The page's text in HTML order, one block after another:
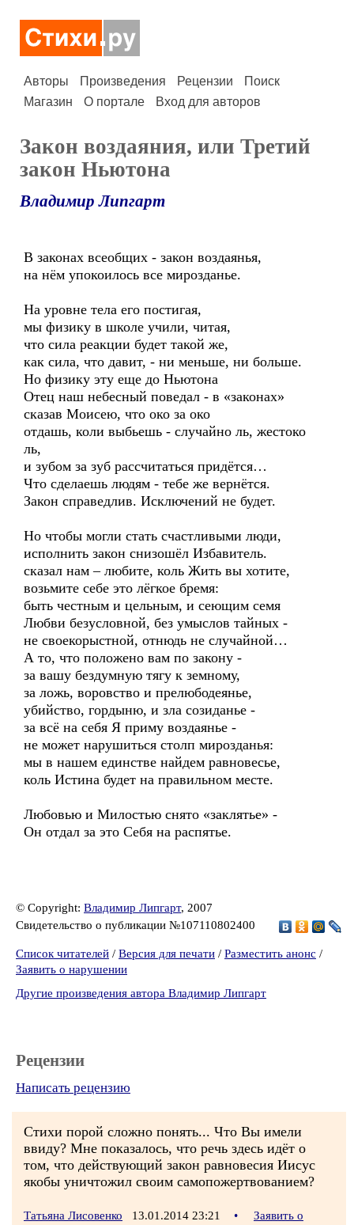
Авторы Произведения Рецензии
Поиск
Магазин
О портале Вход для авторов
Закон воздаяния, или Третий
закон Ньютона
Владимир Липгарт
В законах всеобщих - закон воздаянья,
на нём упокоилось все мирозданье.
На уровне тела его постигая,
мы физику в школе учили, читая,
что сила реакции будет такой же,
как сила, что давит, - ни меньше, ни больше.
Но физику эту еще до Ньютона
Отец наш небесный поведал - в «законах»
сказав Моисею, что око за око
отдашь, коли выбьешь - случайно ль, жестоко
ль,
и зубом за зуб рассчитаться придётся…
Что сделаешь людям - тебе же вернётся.
Закон справедлив. Исключений не будет.
Но чтобы могли стать счастливыми люди,
исполнить закон снизошёл Избавитель.
сказал нам – любите, коль Жить вы хотите,
возьмите себе это лёгкое бремя:
быть честным и цельным, и сеющим семя
Любви безусловной, без умыслов тайных -
не своекорыстной, отнюдь не случайной…
А то, что положено вам по закону -
за вашу бездумную тягу к земному,
за ложь, воровство и прелюбодеянье,
убийство, гордыню, и зла созиданье -
за всё на себя Я приму воздаянье -
не может нарушиться столп мирозданья:
мы в нашем единстве найдем равновесье,
коль Истина будет на правильном месте.
Любовью и Милостью снято «заклятье» -
Он отдал за это Себя на распятье.
© Copyright: Владимир Липгарт, 2007
Свидетельство о публикации №107110802400
Список читателей / Версия для печати / Разместить анонс /
Заявить о нарушении
Другие произведения автора Владимир Липгарт
Рецензии
Написать рецензию
Стихи порой сложно понять... Что Вы имели
ввиду? Мне показалось, что речь здесь идёт о
том, что действующий закон равновесия Иисус
якобы уничтожил своим самопожертвованием?
Татьяна Лисовенко 13.01.2014 23:21 •
Заявить о